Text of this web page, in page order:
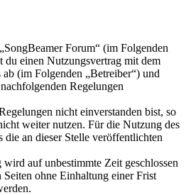
Forum“ (im Folgenden
du einen Nutzungsvertrag mit dem
(im Folgenden „Betreiber“) und
Regelungen
nicht einverstanden bist, so
weiter nutzen. Für die Nutzung des
die an dieser Stelle veröffentlichten
auf unbestimmte Zeit geschlossen
ohne Einhaltung einer Frist